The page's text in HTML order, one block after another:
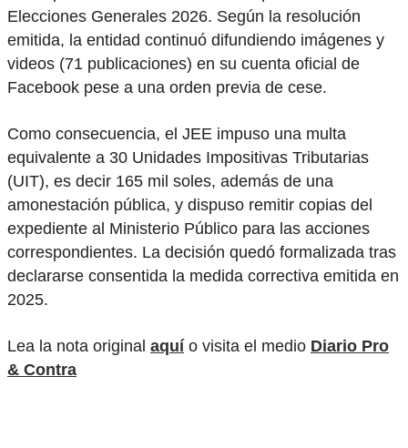
Elecciones Generales 2026. Según la resolución
emitida, la entidad continuó difundiendo imágenes y
videos (71 publicaciones) en su cuenta oficial de
Facebook pese a una orden previa de cese.
Como consecuencia, el JEE impuso una multa
equivalente a 30 Unidades Impositivas Tributarias
(UIT), es decir 165 mil soles, además de una
amonestación pública, y dispuso remitir copias del
expediente al Ministerio Público para las acciones
correspondientes. La decisión quedó formalizada tras
declararse consentida la medida correctiva emitida en
2025.
Lea la nota original aquío visita el medio Diario Pro
& Contra